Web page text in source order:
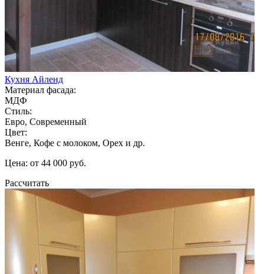
Кухня Айленд
Материал фасада:
МДФ
Стиль:
Евро, Современный
Цвет:
Венге, Кофе с молоком, Орех и др.
Цена: от 44 000 руб.
Рассчитать